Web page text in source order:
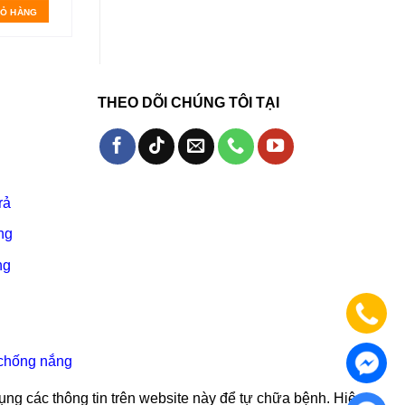
HÀNG
THEO DÕI CHÚNG TÔI TẠI
nắng
các thông tin trên website này để tự chữa bệnh. Hiệu